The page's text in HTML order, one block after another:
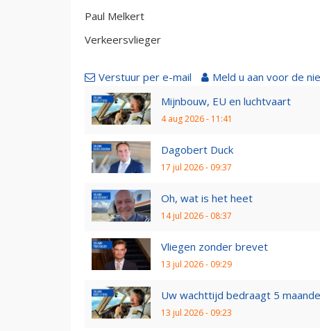
Paul Melkert
Verkeersvlieger
Verstuur per e-mail Meld u aan voor de
Mijnbouw, EU en luchtvaart
4 aug 2026 - 11:41
Dagobert Duck
17 jul 2026 - 09:37
Oh, wat is het heet
14 jul 2026 - 08:37
Vliegen zonder brevet
13 jul 2026 - 09:29
Uw wachttijd bedraagt 5
13 jul 2026 - 09:23